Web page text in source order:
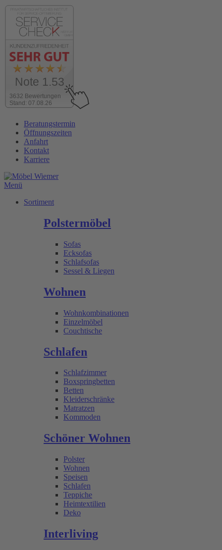
3632 Bewertungen
Stand: 07.08.26
Note 1.53
Inhalt
wechseln
Beratungstermin
Öffnungszeiten
Anfahrt
Kontakt
Karriere
Menü
Sortiment
Polstermöbel
Sofas
Ecksofas
Schlafsofas
Sessel & Liegen
Wohnen
Wohnkombinationen
Einzelmöbel
Couchtische
Schlafen
Schlafzimmer
Boxspringbetten
Betten
Kleiderschränke
Matratzen
Kommoden
Schöner Wohnen
Polster
Wohnen
Speisen
Schlafen
Teppiche
Heimtextilien
Deko
Interliving